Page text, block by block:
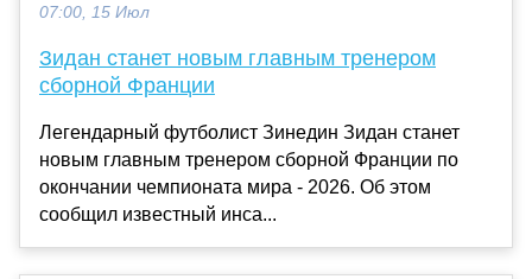
07:00, 15 Июл
Зидан станет новым главным тренером
сборной Франции
Легендарный футболист Зинедин Зидан станет
новым главным тренером сборной Франции по
окончании чемпионата мира - 2026. Об этом
сообщил известный инса...